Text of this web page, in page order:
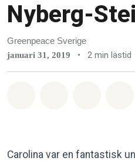
Nyberg-
Greenpeace Sverige
januari 31, 2019 • 2 min lästid
Carolina var en fantastisk